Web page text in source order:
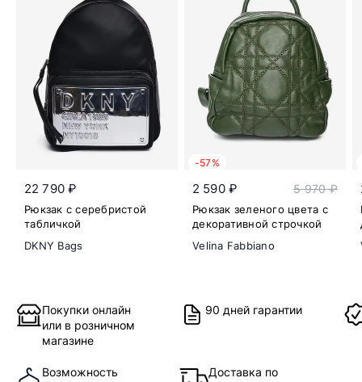
22 790 ₽
Рюкзак с серебристой
табличкой
DKNY Bags
-57%
2 590 ₽ 5 970 ₽
Рюкзак зеленого цвета с
декоративной строчкой
Velina Fabbiano
Покупки онлайн
или в розничном
магазине
90 дней гарантии
Возможность
Доставка по